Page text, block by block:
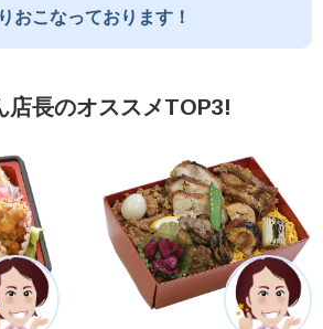
おこなっております！
店長のオススメTOP3!